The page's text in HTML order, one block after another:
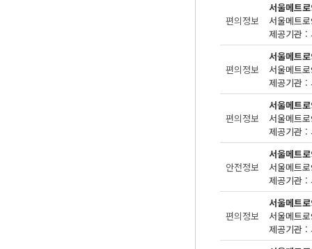
편의정보
서울메트
제공기관 :
편의정보
서울메트
제공기관 :
편의정보
서울메트
제공기관 :
안전정보
서울메트
제공기관 :
편의정보
서울메트
제공기관 :